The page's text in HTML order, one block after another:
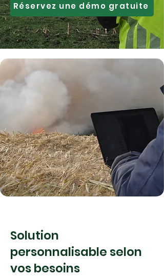
Réservez une démo gratuite
Solution
personnalisable selon
vos besoins